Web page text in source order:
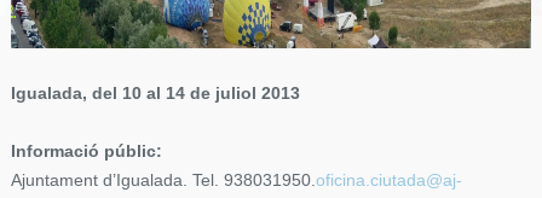
Igualada, del 10 al 14 de juliol 2013
Informació públic:
Ajuntament d’Igualada. Tel. 938031950. oficina.ciutada@aj-